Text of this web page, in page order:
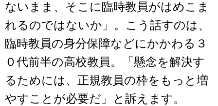
ないまま、そこに臨時教員がはめこま
れるのではないか」。こう話すのは、
臨時教員の身分保障などにかかわる３
０代前半の高校教員。「懸念を解決す
るためには、正規教員の枠をもっと増
やすことが必要だ」と訴えます。